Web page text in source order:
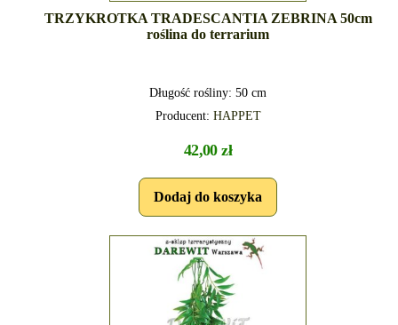
TRZYKROTKA TRADESCANTIA ZEBRINA 50cm
roślina do terrarium
Długość rośliny: 50 cm
Producent: HAPPET
42,00 zł